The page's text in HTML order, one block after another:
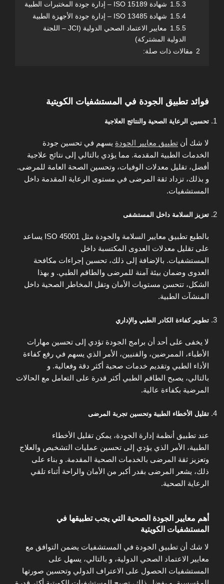
1.5.3 شهادة ISO 15189 – إدارة جودة المختبرات الطبية
1.5.4 شهادة ISO 13485 – إدارة جودة الأجهزة الطبية
1.5.5
معايير الاعتماد الصحي الدولية (JCI – اللجنة
الدولية المشتركة)
2 مقالات ذات صلة:
فوائد تطبيق الجودة في المستشفيات الكويتية
تحسين الرعاية الصحية والنتائج العلاجية
لا شك أن تطبيق معايير الجودة يسهم في تحسين جودة
الخدمات الطبية المقدمة. مما يؤدي بالتالي إلى نتائج علاجية
أفضل، تقليل معدلات الوفيات، وتحسين الصحة العامة للمرضى.
و بذلك، تزداد ثقة المرضى في مستوى الرعاية المقدمة داخل
المستشفيات.
تعزيز السلامة داخل المستشفى
بالطبع تطبيق معايير السلامة والجودة مثل ISO 45001 يساعد
على تقليل معدلات العدوى المكتسبة داخل
المستشفيات. بالإضافة إلى ذلك، تحسين إجراءات مكافحة
العدوى وضمان بيئة آمنة للمرضى والطاقم الطبي. و بهذا
الشكل، تتحسن مستويات الأمان وتقل المخاطر الصحية داخل
المنشآت الطبية.
تطوير كفاءة الكادر الطبي والإداري
لا يخفى على أحد أن برامج الجودة تؤدي إلى تحسين مهارات
الأطباء، الممرضين، والفنيين، الأمر الذي يسهم في رفع كفاءة
الأداء الطبي وتقديم خدمات صحية أكثر دقة وفعالية. و
بالتالي، يصبح الطاقم الطبي أكثر قدرة على التعامل مع الحالات
المرضية بكفاءة عالية.
تقليل الأخطاء الطبية وتحسين تجربة المرضى
عند تطبيق أنظمة إدارة الجودة، يمكن تقليل الأخطاء
الطبية، الأمر الذي يؤدي إلى تحسين عمليات التشخيص والعلاج
وتعزيز ثقة المرضى بالخدمات الصحية المقدمة. و بناء على
ذلك، يشعر المرضى بقدر أكبر من الأمان والراحة أثناء تلقي
الرعاية الصحية.
أهم معايير الجودة الصحية التي يجب تطبيقها في
المستشفيات الكويتية
لا شك أن تطبيق الجودة في المستشفيات يضمن التوافق مع
معايير الاعتماد الصحي الدولية، و بالتالي، يسهل على
المستشفيات الحصول على الاعتراف الدولي وتحسين صورتها